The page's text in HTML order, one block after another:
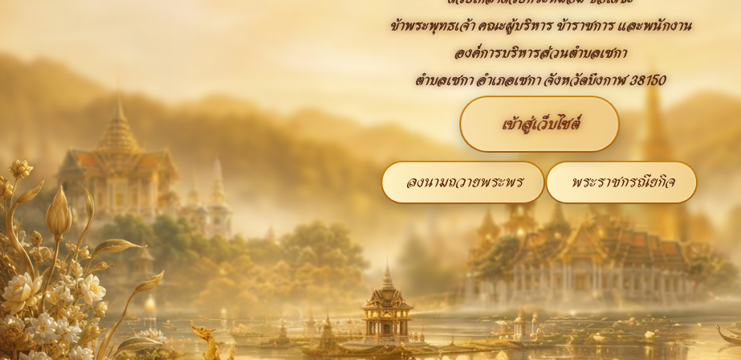
ข้าพระพุทธเจ้า คณะผู้บริหาร ข้าราชการ และพนักงาน
องค์การบริหารส่วนตำบลเซกา
ตำบลเซกา อำเภอเซกา จังหวัดบึงกาฬ 38150
เข้าสู่เว็บไซต์
ลงนามถวายพระพร พระราชกรณียกิจ